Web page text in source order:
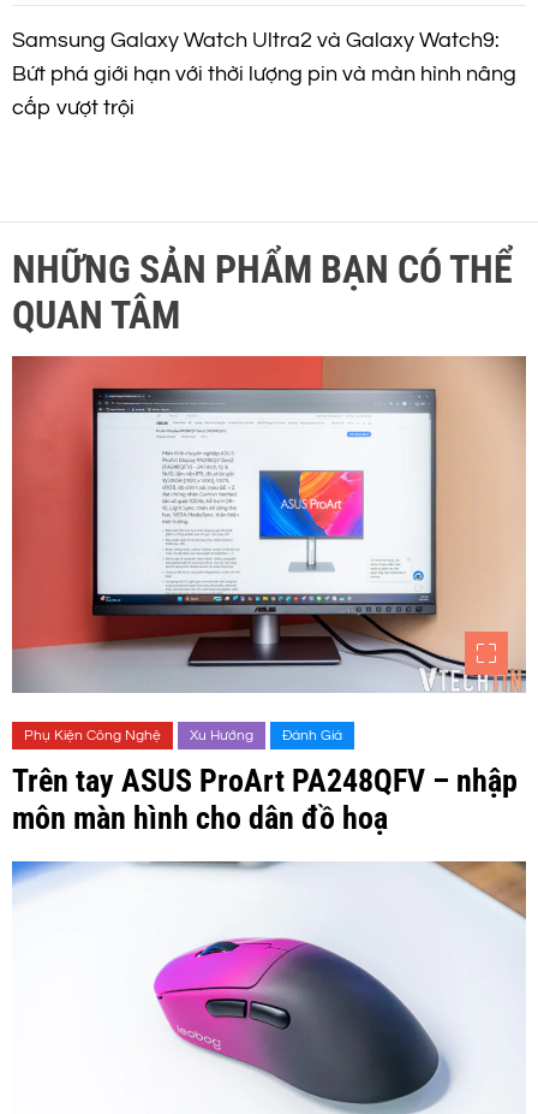
Samsung Galaxy Watch Ultra2 và Galaxy Watch9:
Bứt phá giới hạn với thời lượng pin và màn hình nâng
cấp vượt trội
NHỮNG SẢN PHẨM BẠN CÓ THỂ
QUAN TÂM
Phụ Kiện Công Nghệ Xu Hướng Đánh Giá
Trên tay ASUS ProArt PA248QFV – nhập
môn màn hình cho dân đồ hoạ